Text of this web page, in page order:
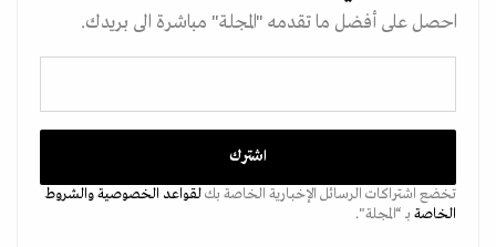
احصل على أفضل ما تقدمه "المجلة" مباشرة الى بريدك.
تخضع اشتراكات الرسائل الإخبارية الخاصة بكلقواعد الخصوصيةوالشروط
الخاصة بـ “المجلة".